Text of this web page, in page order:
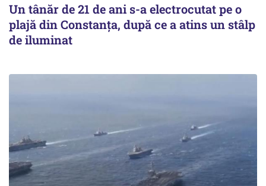
Un tânăr de 21 de ani s-a electrocutat pe o
plajă din Constanța, după ce a atins un stâlp
de iluminat